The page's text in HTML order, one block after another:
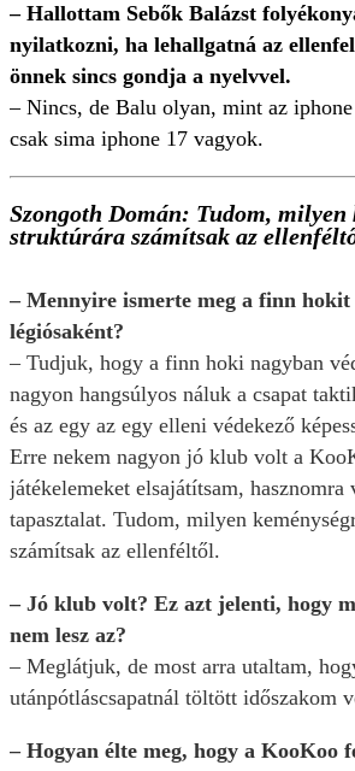
– Hallottam Sebők Balázst
nyilatkozni, ha lehallgatná az
önnek sincs gondja a nyelvvel.
– Nincs, de Balu olyan, mint az
csak sima iphone 17 vagyok.
Szongoth Domán: Tudom, milyen
struktúrára számítsak az
– Mennyire ismerte meg a finn
légiósaként?
– Tudjuk, hogy a finn hoki nagyban
nagyon hangsúlyos náluk a csapat
és az egy az egy elleni védekező
Erre nekem nagyon jó klub volt a
játékelemeket elsajátítsam,
tapasztalat. Tudom, milyen
számítsak az ellenféltől.
– Jó klub volt? Ez azt jelenti, hogy
nem lesz az?
– Meglátjuk, de most arra utaltam,
utánpótláscsapatnál töltött időszakom
– Hogyan élte meg, hogy a KooKoo